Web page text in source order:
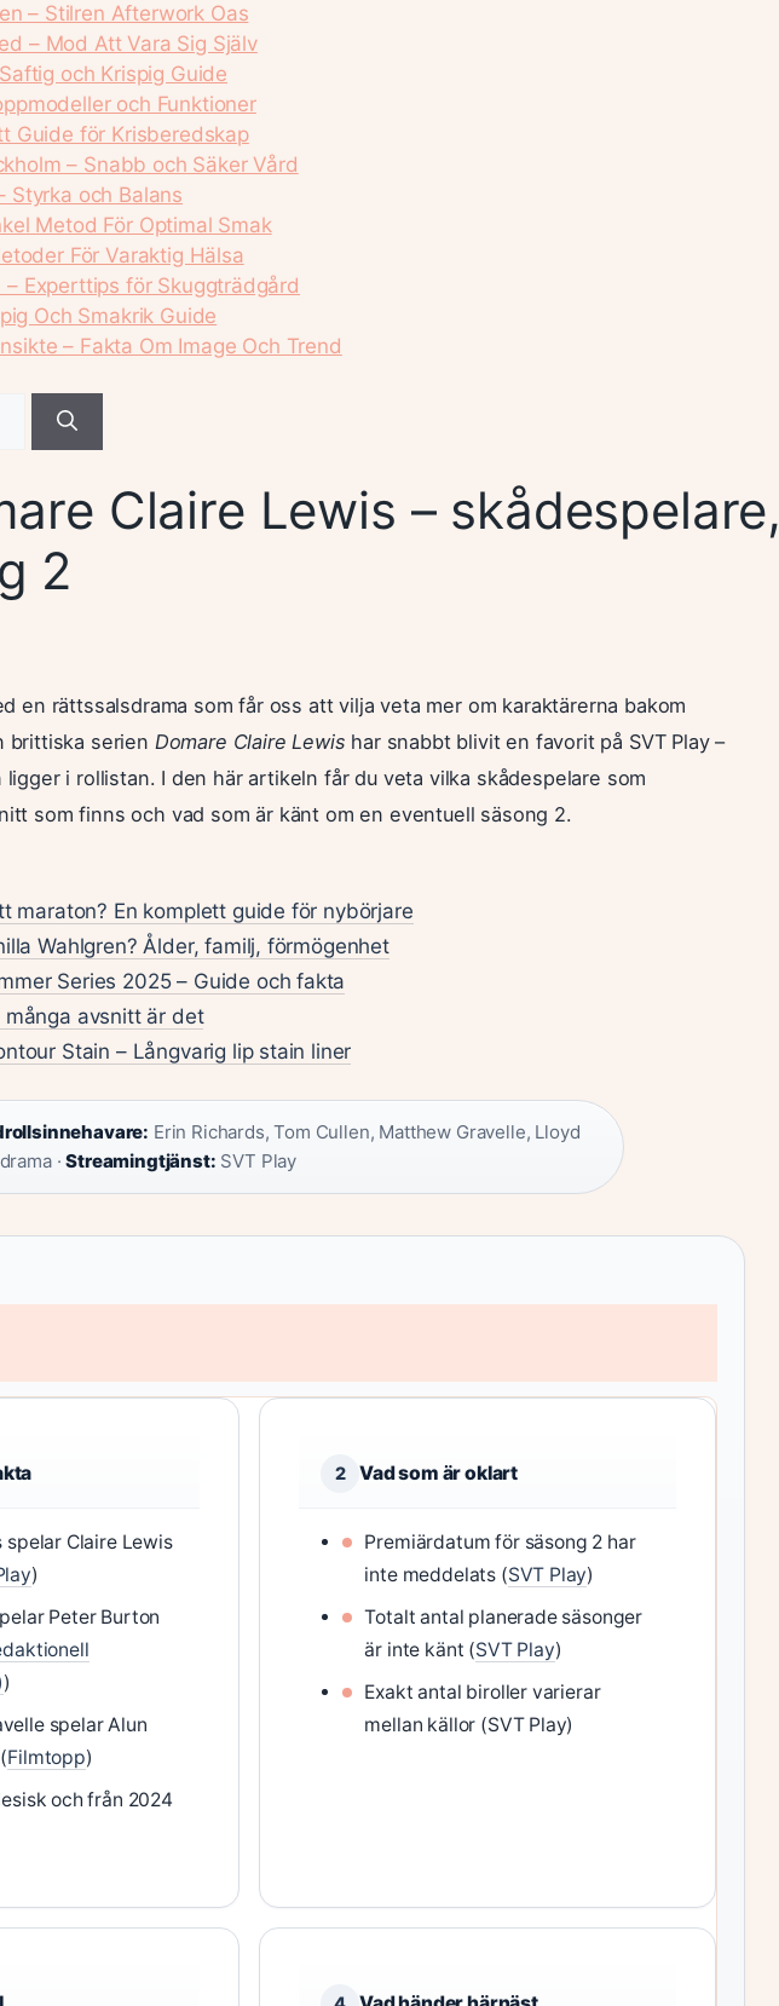
– Stilren Afterwork Oas
– Mod Att Vara Sig Själv
och Krispig Guide
och Funktioner
Guide för Krisberedskap
– Snabb och Säker Vård
Styrka och Balans
Metod För Optimal Smak
För Varaktig Hälsa
Experttips för Skuggträdgård
Och Smakrik Guide
– Fakta Om Image Och Trend
Claire Lewis – skådespelare,
2
en rättssalsdrama som får oss att vilja veta mer om karaktärerna bakom
brittiska serien Domare Claire Lewis har snabbt blivit en favorit på SVT Play –
i rollistan. I den här artikeln får du veta vilka skådespelare som
som finns och vad som är känt om en eventuell säsong 2.
maraton? En komplett guide för nybörjare
Wahlgren? Ålder, familj, förmögenhet
Series 2025 – Guide och fakta
många avsnitt är det
Stain – Långvarig lip stain liner
Erin Richards, Tom Cullen, Matthew Gravelle, Lloyd
·Streamingtjänst: SVT Play
spelar Claire Lewis
)
Peter Burton
)
spelar Alun
Filmtopp)
och från 2024
2 Vad som är oklart
Premiärdatum för säsong 2 har
inte meddelats (SVT Play)
Totalt antal planerade säsonger
är inte känt (SVT Play)
Exakt antal biroller varierar
mellan källor (SVT Play)